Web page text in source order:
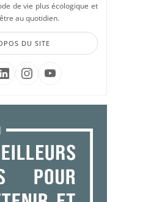
de vie plus écologique et
au quotidien.
DU SITE